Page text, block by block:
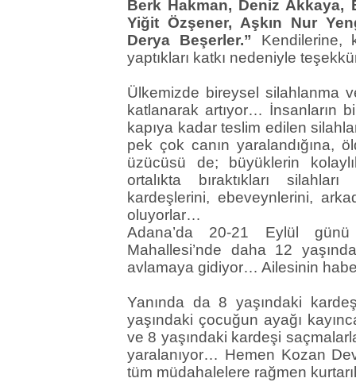
Berk Hakman, Deniz Akkaya,
Yiğit Özşener, Aşkın Nur
Derya Beşerler.” Kendilerine,
yaptıkları katkı nedeniyle
Ülkemizde bireysel silahlanma
katlanarak artıyor… İnsanların
kapıya kadar teslim edilen
pek çok canın yaralandığına,
üzücüsü de; büyüklerin
ortalıkta bıraktıkları
kardeşlerini, ebeveynlerini,
oluyorlar…
Adana’da 20-21 Eylül
Mahallesi’nde daha 12
avlamaya gidiyor… Ailesinin
Yanında da 8 yaşındaki
yaşındaki çocuğun ayağı
ve 8 yaşındaki kardeşi
yaralanıyor… Hemen Kozan
tüm müdahalelere rağmen